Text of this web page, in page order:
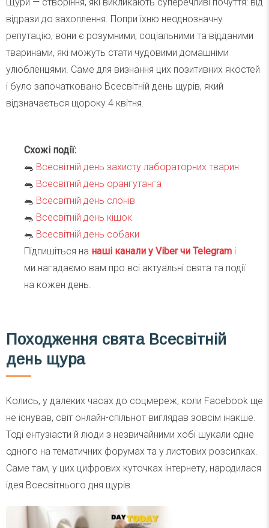
відрази до захоплення. Попри їхню неоднозначну
репутацію, вони є розумними, соціальними та відданими
тваринами, які можуть стати чудовими домашніми
улюбленцями. Саме для визнання цих позитивних якостей
і було започатковано Всесвітній день щурів, який
відзначається щороку 4 квітня.​
Схожі події:
🐀 Всесвітній день захисту лабораторних тварин
🐀 Всесвітній день орангутанга
🐀 Всесвітній день слонів
🐀 Всесвітній день кішок
🐀 Всесвітній день собаки
Підпишіться на наші канали у Viber чи Telegram і
ми нагадаємо вам про всі актуальні свята та події
на кожен день.
Походження свята Всесвітній
день щура
Колись, у далеких часах до соцмереж, коли Facebook ще
не існував, світ онлайн-спільнот виглядав зовсім інакше.
Тоді ентузіасти й люди з незвичайними хобі шукали одне
одного на тематичних форумах та у листових розсилках.
Саме там, у цих цифрових куточках інтернету, народилася
ідея Всесвітнього дня щурів.